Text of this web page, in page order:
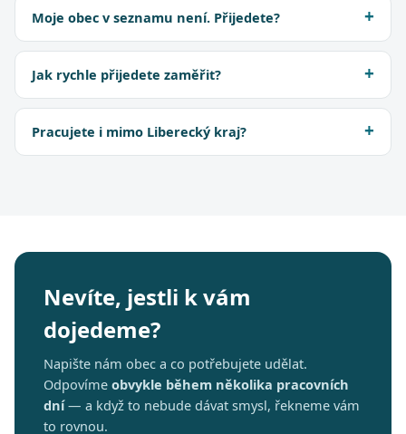
Moje obec v seznamu není. Přijedete?
Jak rychle přijedete zaměřit?
Pracujete i mimo Liberecký kraj?
Nevíte, jestli k vám
dojedeme?
Napište nám obec a co potřebujete udělat.
Odpovíme obvykle během několika pracovních
dní— a když to nebude dávat smysl, řekneme vám
to rovnou.